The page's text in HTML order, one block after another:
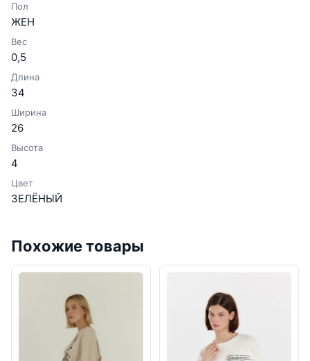
Пол
ЖЕН
Вес
0,5
Длина
34
Ширина
26
Высота
4
Цвет
ЗЕЛЁНЫЙ
Похожие товары